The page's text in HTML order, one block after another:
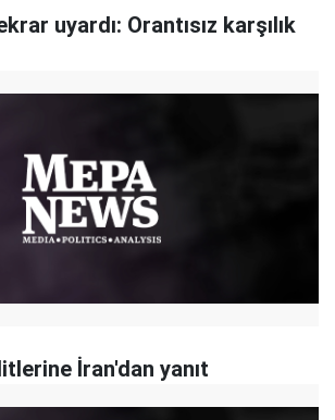
uyardı: Orantısız karşılık
İran'dan yanıt